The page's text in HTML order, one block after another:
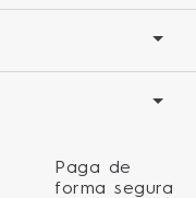
Paga de
forma segura